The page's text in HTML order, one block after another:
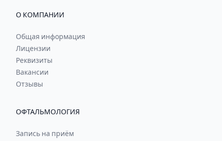
О КОМПАНИИ
Общая информация
Лицензии
Реквизиты
Вакансии
Отзывы
ОФТАЛЬМОЛОГИЯ
Запись на приём